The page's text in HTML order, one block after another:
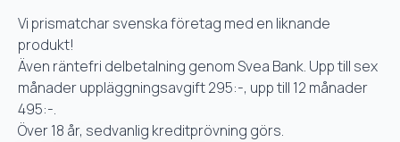
Vi prismatchar svenska företag med en liknande
produkt!
Även räntefri delbetalning genom Svea Bank. Upp till sex
månader uppläggningsavgift 295:-, upp till 12 månader
495:-.
Över 18 år, sedvanlig kreditprövning görs.